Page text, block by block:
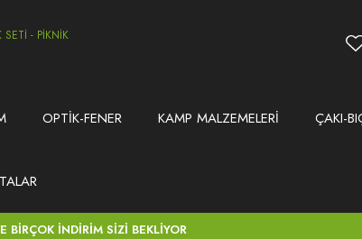
OPTİK-FENER KAMP MALZEMELERİ ÇAKI-
İNDİRİM SİZİ BEKLİYOR